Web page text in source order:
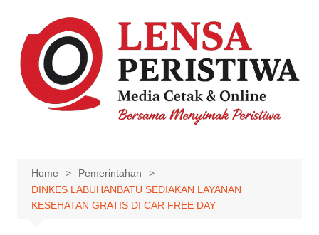
content
Home
Pemerintahan
DINKES LABUHANBATU SEDIAKAN LAYANAN
KESEHATAN GRATIS DI CAR FREE DAY